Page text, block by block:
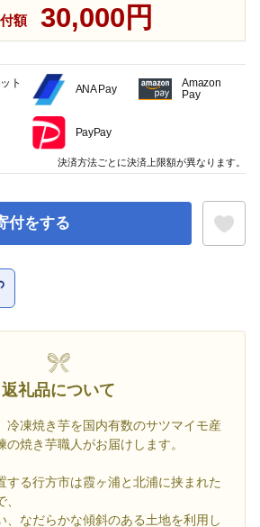
額 30,000円
付をする
返礼品について
冷凍焼き芋を国内有数のサツマイモ産
焼き芋職人がお届けします。
する行方市は霞ヶ浦と北浦に挟まれた
、なだらかな傾斜のある土地を利用し
ト
ANA Pay
Amazon
Pay
PayPay
決済方法ごとに決済上限額が異なります。